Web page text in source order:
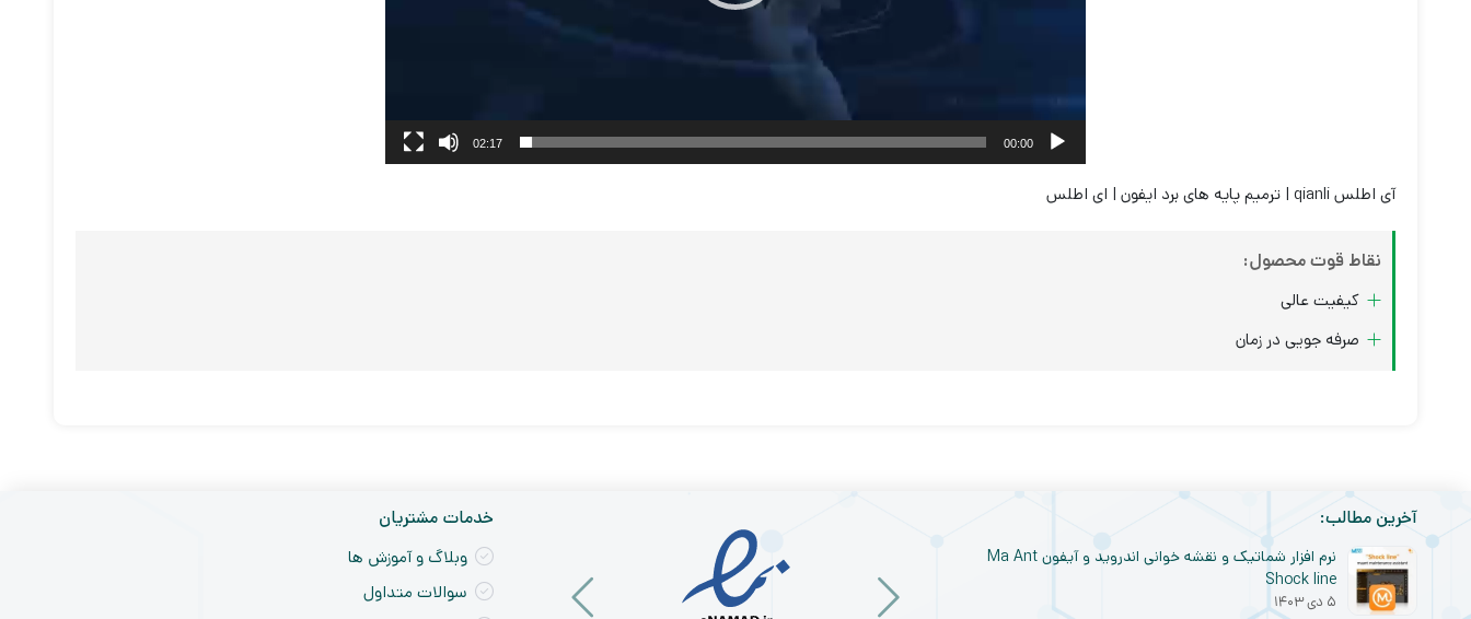
00:00
02:17
آی اطلس qianli | ترمیم پایه های برد ایفون | ای اطلس
نقاط قوت محصول:
کیفیت عالی
صرفه جویی در زمان
آخرین مطالب:
نرم افزار شماتیک و نقشه خوانی اندروید و آیفون Ma Ant
Shock line
۵ دی ۱۴۰۳
خدمات مشتریان
وبلاگ و آموزش ها
سوالات متداول